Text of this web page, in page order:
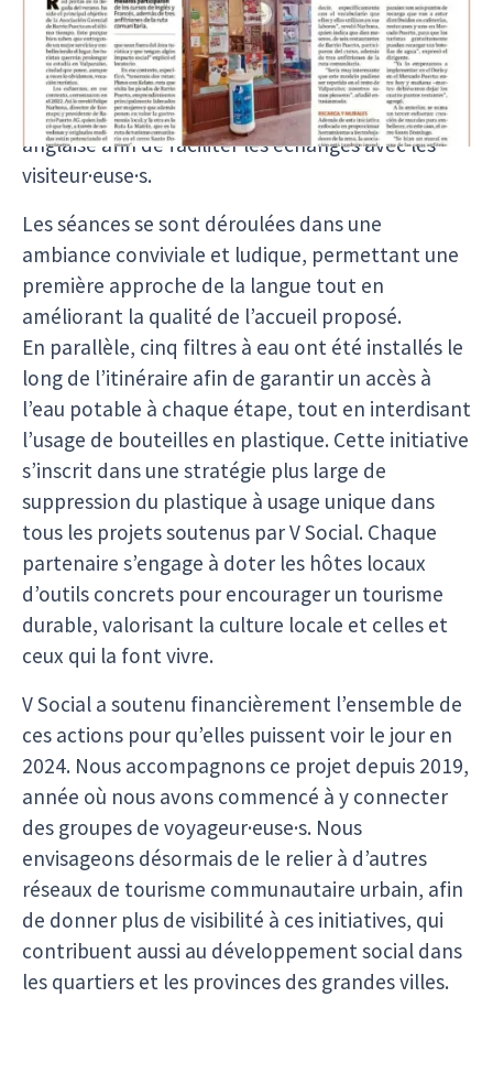
place ces deux derniers mois pour les habitant·e·s
impliqué·e·s dans La Ruta de La Matriz, un projet
de tourisme communautaire porté par Ecomapu.
L’objectif : leur fournir des bases en langue
anglaise afin de faciliter les échanges avec les
visiteur·euse·s.
Les séances se sont déroulées dans une
ambiance conviviale et ludique, permettant une
première approche de la langue tout en
améliorant la qualité de l’accueil proposé.
En parallèle, cinq filtres à eau ont été installés le
long de l’itinéraire afin de garantir un accès à
l’eau potable à chaque étape, tout en interdisant
l’usage de bouteilles en plastique. Cette initiative
s’inscrit dans une stratégie plus large de
suppression du plastique à usage unique dans
tous les projets soutenus par V Social. Chaque
partenaire s’engage à doter les hôtes locaux
d’outils concrets pour encourager un tourisme
durable, valorisant la culture locale et celles et
ceux qui la font vivre.
V Social a soutenu financièrement l’ensemble de
ces actions pour qu’elles puissent voir le jour en
2024. Nous accompagnons ce projet depuis 2019,
année où nous avons commencé à y connecter
des groupes de voyageur·euse·s. Nous
envisageons désormais de le relier à d’autres
réseaux de tourisme communautaire urbain, afin
de donner plus de visibilité à ces initiatives, qui
contribuent aussi au développement social dans
les quartiers et les provinces des grandes villes.